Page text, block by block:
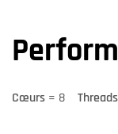
Cœurs = 8 Threads